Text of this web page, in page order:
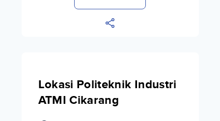
Lokasi Politeknik Industri
ATMI Cikarang